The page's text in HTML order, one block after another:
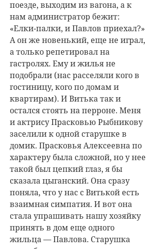
поезде, выходим из вагона, а к
нам администратор бежит:
«Елки-палки, и Павлов приехал?»
А он же новенький, еще не играл,
а только репетировал на
гастролях. Ему и жилья не
подобрали (нас расселяли кого в
гостиницу, кого по домам и
квартирам). И Витька так и
остался стоять на перроне. Меня
и актрису Прасковью Рыбникову
заселили к одной старушке в
домик. Прасковья Алексеевна по
характеру была сложной, но у нее
такой был цепкий глаз, я бы
сказала цыганский. Она сразу
поняла, что у нас с Витькой есть
взаимная симпатия. И вот она
стала упрашивать нашу хозяйку
принять в дом еще одного
жильца — Павлова. Старушка